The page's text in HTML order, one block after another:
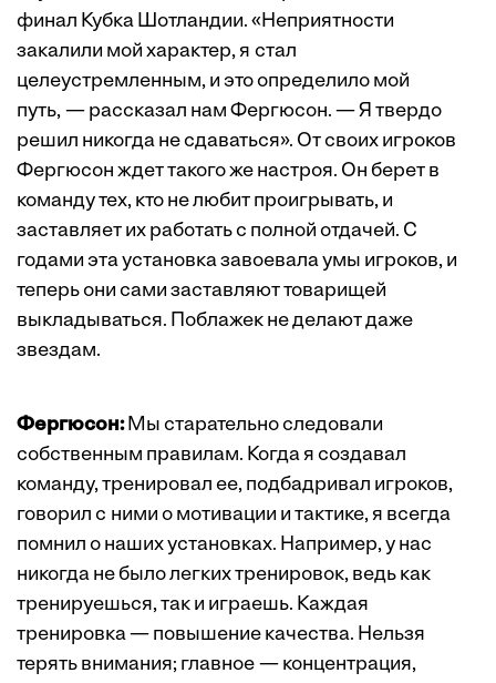
финал Кубка Шотландии. «Неприятности
закалили мой характер, я стал
целеустремленным, и это определило мой
путь, — рассказал нам Фергюсон. — Я твердо
решил никогда не сдаваться». От своих игроков
Фергюсон ждет такого же настроя. Он берет в
команду тех, кто не любит проигрывать, и
заставляет их работать с полной отдачей. С
годами эта установка завоевала умы игроков, и
теперь они сами заставляют товарищей
выкладываться. Поблажек не делают даже
звездам.
Фергюсон:Мы старательно следовали
собственным правилам. Когда я создавал
команду, тренировал ее, подбадривал игроков,
говорил с ними о мотивации и тактике, я всегда
помнил о наших установках. Например, у нас
никогда не было легких тренировок, ведь как
тренируешься, так и играешь. Каждая
тренировка — повышение качества. Нельзя
терять внимания; главное — концентрация,